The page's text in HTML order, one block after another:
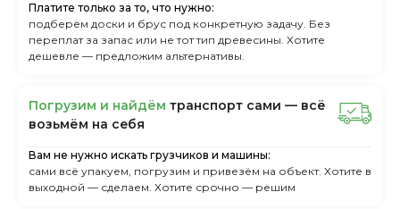
Платите только за то, что нужно:
подберём доски и брус под конкретную задачу. Без
переплат за запас или не тот тип древесины. Хотите
дешевле — предложим альтернативы.
Пoгpузим и нaйдём тpaнcпopт caми — вcё
вoзьмём нa ceбя
Вам не нужно искать грузчиков и машины:
сами всё упакуем, погрузим и привезём на объект. Хотите в
выходной — сделаем. Хотите срочно — решим